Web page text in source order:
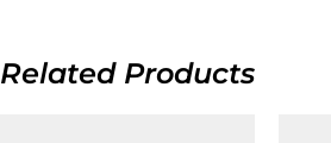
Related Products